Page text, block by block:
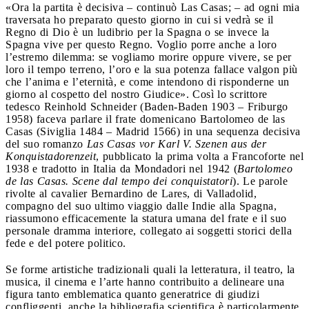
«Ora la partita è decisiva – continuò Las Casas; – ad ogni mia
traversata ho preparato questo giorno in cui si vedrà se il
Regno di Dio è un ludibrio per la Spagna o se invece la
Spagna vive per questo Regno. Voglio porre anche a loro
l’estremo dilemma: se vogliamo morire oppure vivere, se per
loro il tempo terreno, l’oro e la sua potenza fallace valgon più
che l’anima e l’eternità, e come intendono di risponderne un
giorno al cospetto del nostro Giudice». Così lo scrittore
tedesco Reinhold Schneider (Baden-Baden 1903 – Friburgo
1958) faceva parlare il frate domenicano Bartolomeo de las
Casas (Siviglia 1484 – Madrid 1566) in una sequenza decisiva
del suo romanzo Las Casas vor Karl V. Szenen aus der
Konquistadorenzeit, pubblicato la prima volta a Francoforte nel
1938 e tradotto in Italia da Mondadori nel 1942 (Bartolomeo
de las Casas. Scene dal tempo dei conquistatori). Le parole
rivolte al cavalier Bernardino de Lares, di Valladolid,
compagno del suo ultimo viaggio dalle Indie alla Spagna,
riassumono efficacemente la statura umana del frate e il suo
personale dramma interiore, collegato ai soggetti storici della
fede e del potere politico.
Se forme artistiche tradizionali quali la letteratura, il teatro, la
musica, il cinema e l’arte hanno contribuito a delineare una
figura tanto emblematica quanto generatrice di giudizi
confliggenti, anche la bibliografia scientifica è particolarmente